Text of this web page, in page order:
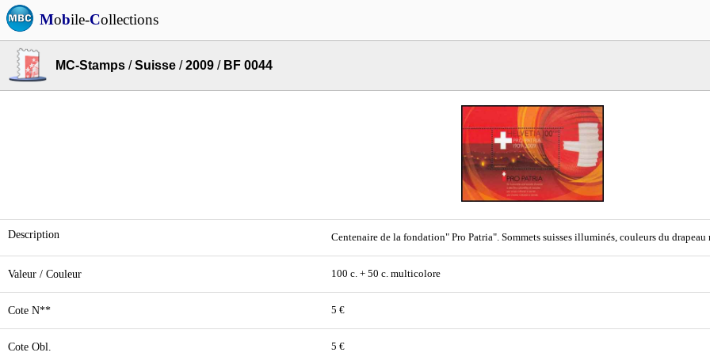
Mobile-Collections
MC-Stamps /Suisse /2009 / BF 0044
Description Centenaire de la fondation" Pro Patria". Sommets suisses illuminés, couleurs du
Valeur / Couleur 100 c. + 50 c. multicolore
Cote N** 5 €
Cote Obl. 5 €